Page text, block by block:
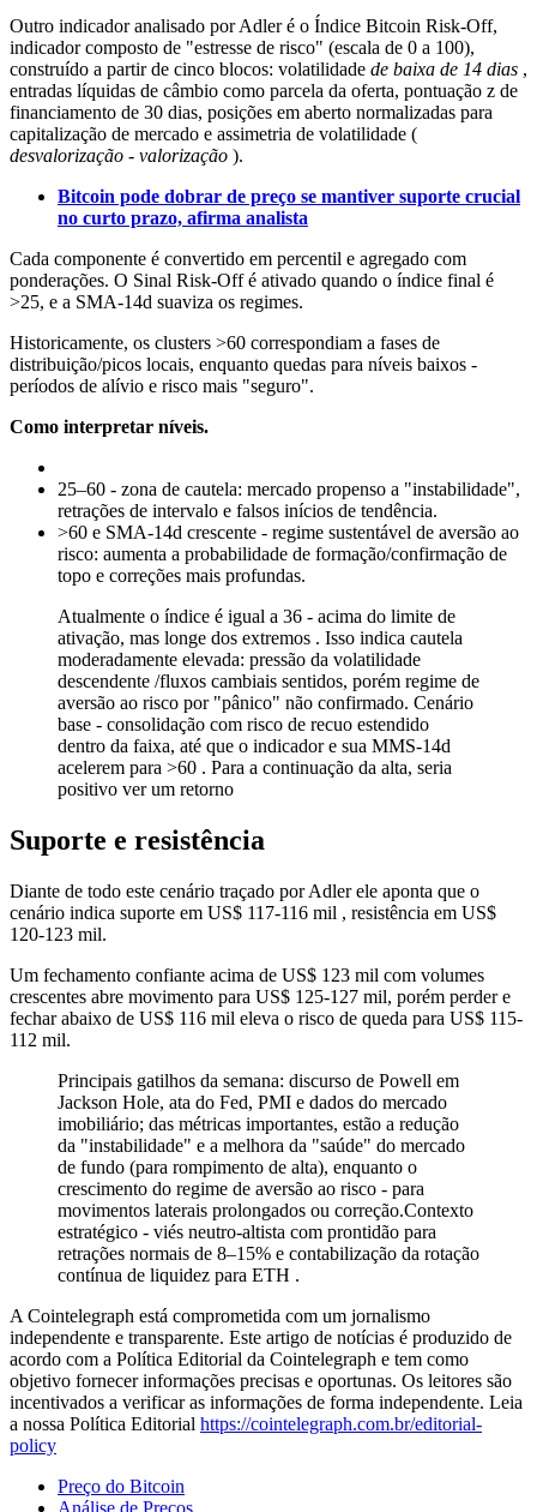
Outro indicador analisado por Adler é o Índice Bitcoin Risk-Off,
indicador composto de "estresse de risco" (escala de 0 a 100),
construído a partir de cinco blocos: volatilidade de baixa de 14 dias ,
entradas líquidas de câmbio como parcela da oferta, pontuação z de
financiamento de 30 dias, posições em aberto normalizadas para
capitalização de mercado e assimetria de volatilidade (
desvalorização - valorização ).
Bitcoin pode dobrar de preço se mantiver suporte crucial
no curto prazo, afirma analista
Cada componente é convertido em percentil e agregado com
ponderações. O Sinal Risk-Off é ativado quando o índice final é
>25, e a SMA-14d suaviza os regimes.
Historicamente, os clusters >60 correspondiam a fases de
distribuição/picos locais, enquanto quedas para níveis baixos -
períodos de alívio e risco mais "seguro".
Como interpretar níveis.
25–60 - zona de cautela: mercado propenso a "instabilidade",
retrações de intervalo e falsos inícios de tendência.
>60 e SMA-14d crescente - regime sustentável de aversão ao
risco: aumenta a probabilidade de formação/confirmação de
topo e correções mais profundas.
Atualmente o índice é igual a 36 - acima do limite de
ativação, mas longe dos extremos . Isso indica cautela
moderadamente elevada: pressão da volatilidade
descendente /fluxos cambiais sentidos, porém regime de
aversão ao risco por "pânico" não confirmado. Cenário
base - consolidação com risco de recuo estendido
dentro da faixa, até que o indicador e sua MMS-14d
acelerem para >60 . Para a continuação da alta, seria
positivo ver um retorno
Suporte e resistência
Diante de todo este cenário traçado por Adler ele aponta que o
cenário indica suporte em US$ 117-116 mil , resistência em US$
120-123 mil.
Um fechamento confiante acima de US$ 123 mil com volumes
crescentes abre movimento para US$ 125-127 mil, porém perder e
fechar abaixo de US$ 116 mil eleva o risco de queda para US$ 115-
112 mil.
Principais gatilhos da semana: discurso de Powell em
Jackson Hole, ata do Fed, PMI e dados do mercado
imobiliário; das métricas importantes, estão a redução
da "instabilidade" e a melhora da "saúde" do mercado
de fundo (para rompimento de alta), enquanto o
crescimento do regime de aversão ao risco - para
movimentos laterais prolongados ou correção.Contexto
estratégico - viés neutro-altista com prontidão para
retrações normais de 8–15% e contabilização da rotação
contínua de liquidez para ETH .
A Cointelegraph está comprometida com um jornalismo
independente e transparente. Este artigo de notícias é produzido de
acordo com a Política Editorial da Cointelegraph e tem como
objetivo fornecer informações precisas e oportunas. Os leitores são
incentivados a verificar as informações de forma independente. Leia
a nossa Política Editorial https://cointelegraph.com.br/editorial-
policy
Preço do Bitcoin